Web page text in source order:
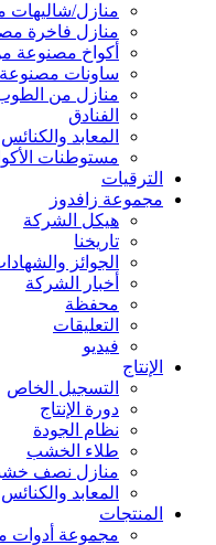
منازل/شاليهات
منازل فاخرة
أكواخ مصنوعة
ساونات
منازل من
الفنادق
المعابد والكنائس
مستوطنات
الترقيات
مجموعة زافدوز
هيكل الشركة
تاريخنا
الجوائز
أخبار الشركة
محفظة
التعليقات
فيديو
الإنتاج
التسجيل الخاص
دورة الإنتاج
نظام الجودة
طلاء الخشب
منازل نصف
المعابد والكنائس
المنتجات
مجموعة أدوات